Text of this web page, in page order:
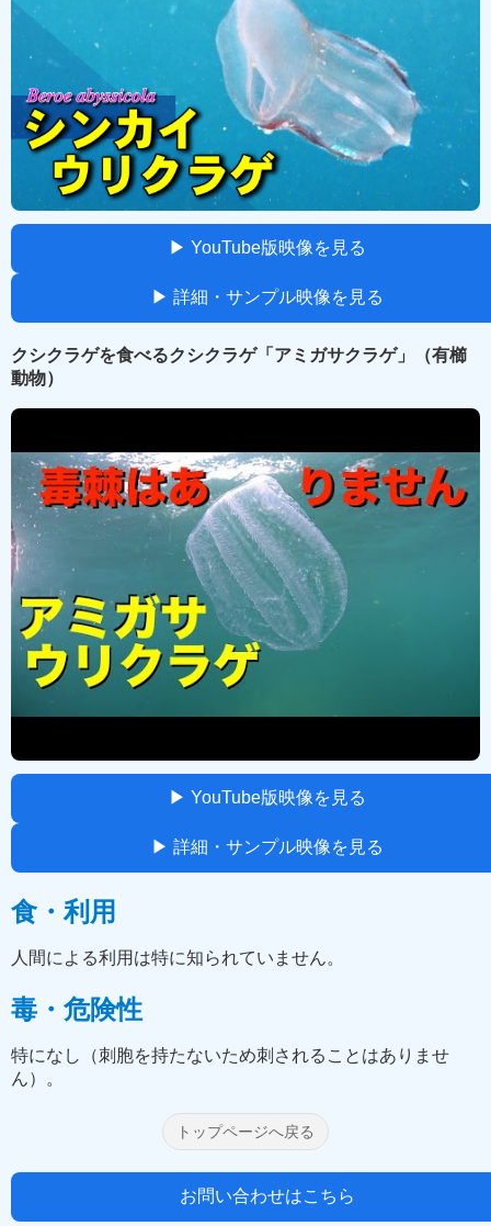
▶ YouTube版映像を見る
▶ 詳細・サンプル映像を見る
クシクラゲを食べるクシクラゲ「アミガサクラゲ」（有櫛
動物）
▶ YouTube版映像を見る
▶ 詳細・サンプル映像を見る
食・利用
人間による利用は特に知られていません。
毒・危険性
特になし（刺胞を持たないため刺されることはありませ
ん）。
トップページへ戻る
お問い合わせはこちら